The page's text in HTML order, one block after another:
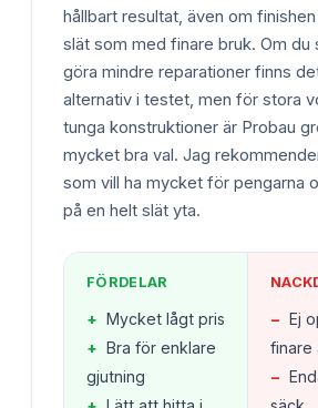
hållbart resultat, även om
slät som med finare bruk. Om du
göra mindre reparationer finns
alternativ i testet, men för stora
tunga konstruktioner är Probau
mycket bra val. Jag
som vill ha mycket för pengarna
på en helt slät yta.
FÖRDELAR
+ Mycket lågt pris
+ Bra för enklare
gjutning
− Ej
finare
−